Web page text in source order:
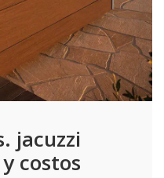
jacuzzi
costos